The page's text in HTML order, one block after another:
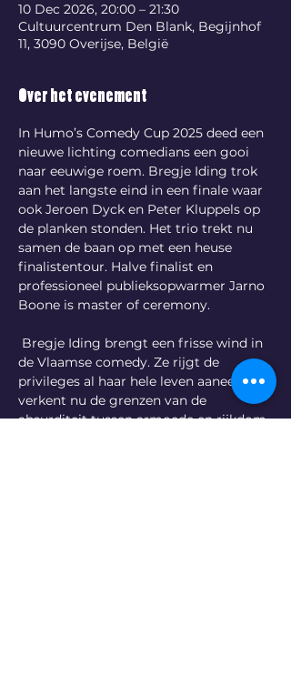
10 Dec 2026, 20:00 – 21:30
Cultuurcentrum Den Blank, Begijnhof
11, 3090 Overijse, België
Over het evenement
In Humo’s Comedy Cup 2025 deed een
nieuwe lichting comedians een gooi
naar eeuwige roem. Bregje Iding trok
aan het langste eind in een finale waar
ook Jeroen Dyck en Peter Kluppels op
de planken stonden. Het trio trekt nu
samen de baan op met een heuse
finalistentour. Halve finalist en
professioneel publieksopwarmer Jarno
Boone is master of ceremony.
de Vlaamse comedy. Ze rijgt de
privileges al haar hele leven aaneen en
verkent nu de grenzen van de
absurditeit tussen armoede en rijkdom.